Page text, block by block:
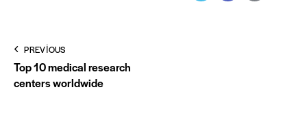
Yazı
gezinmesi
PREVIOUS
Top 10 medical research
centers worldwide